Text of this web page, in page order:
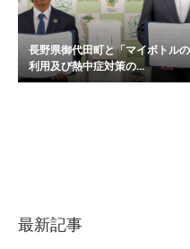
長野県御代田町と「マイボトルの
利用及び熱中症対策の...
最新記事